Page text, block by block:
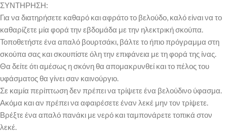
ΣΥΝΤΗΡΗΣΗ:
Για να διατηρήσετε καθαρό και αφράτο το βελούδο, καλό είναι να το
καθαρίζετε μία φορά την εβδομάδα με την ηλεκτρική σκούπα.
Τοποθετήστε ένα απαλό βουρτσάκι, βάλτε το ήπιο πρόγραμμα στη
σκούπα σας και σκουπίστε όλη την επιφάνεια με τη φορά της ίνας.
Θα δείτε ότι αμέσως η σκόνη θα απομακρυνθεί και το πέλος του
υφάσματος θα γίνει σαν καινούργιο.
Σε καμία περίπτωση δεν πρέπει να τρίψετε ένα βελούδινο ύφασμα.
Ακόμα και αν πρέπει να αφαιρέσετε έναν λεκέ μην τον τρίψετε.
Βρέξτε ένα απαλό πανάκι με νερό και ταμπονάρετε τοπικά στον
λεκέ.